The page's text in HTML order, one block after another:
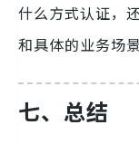
什么方式认证，
和具体的业务场景
七、总结